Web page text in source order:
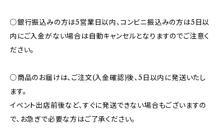
○銀行振込みの方は5営業日以内、コンビニ振込みの方は5日以
内にご入金がない場合は自動キャンセルとなりますのでご注意く
ださい。
○商品のお届けは、ご注文(入金確認)後、5日以内に発送いたし
ます。
イベント出店前後など、すぐに発送できない場合もございますの
で、お急ぎで必要な方はご了承ください。